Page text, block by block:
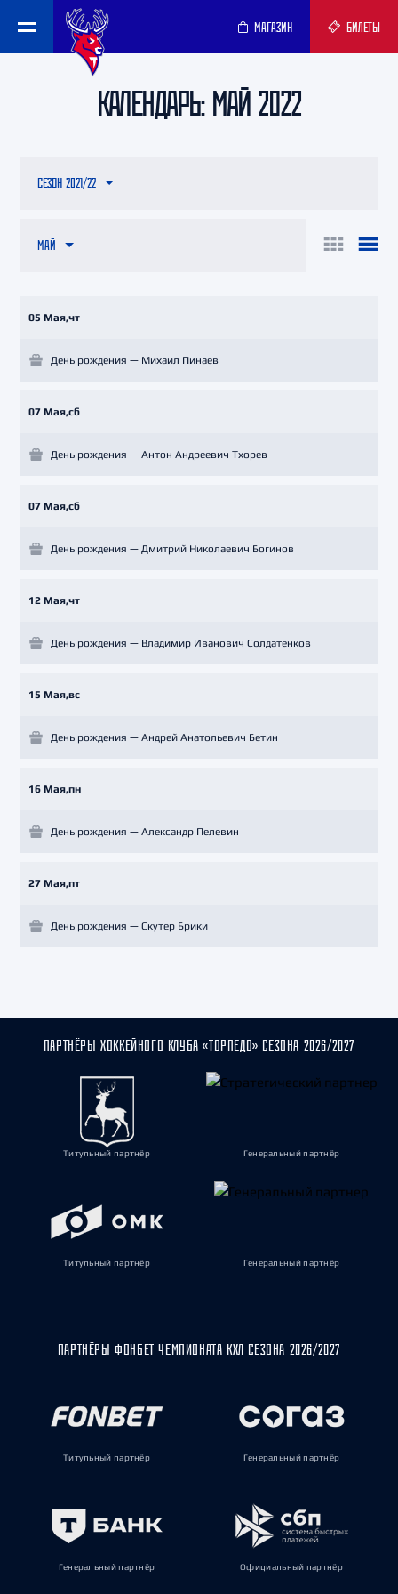
МАГАЗИН БИЛЕТЫ
КАЛЕНДАРЬ: МАЙ 2022
МАЙ
СЕЗОН 2021/22
05 Мая,чт
День рождения — Михаил Пинаев
07 Мая,сб
День рождения — Антон Андреевич Тхорев
07 Мая,сб
День рождения — Дмитрий Николаевич Богинов
12 Мая,чт
День рождения — Владимир Иванович Солдатенков
15 Мая,вс
День рождения — Андрей Анатольевич Бетин
16 Мая,пн
День рождения — Александр Пелевин
27 Мая,пт
День рождения — Скутер Брики
ПАРТНЁРЫ ХОККЕЙНОГО КЛУБА «ТОРПЕДО» СЕЗОНА 2026/2027
Титульный партнёр Генеральный партнёр
Титульный партнёр Генеральный партнёр
ПАРТНЁРЫ ФОНБЕТ ЧЕМПИОНАТА КХЛ СЕЗОНА 2026/2027
Титульный партнёр Генеральный партнёр
Генеральный партнёр Официальный партнёр